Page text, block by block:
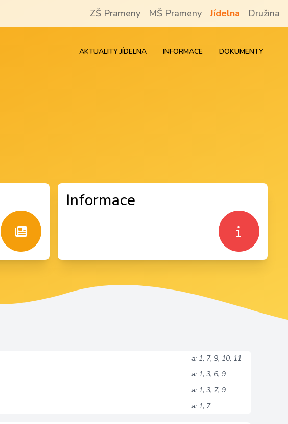
ZŠ Prameny MŠ Prameny Jídelna Družina
AKTUALITY JÍDELNA INFORMACE DOKUMENTY
Informace
a: 1, 7, 9, 10, 11
a: 1, 3, 6, 9
a: 1, 3, 7, 9
a: 1, 7